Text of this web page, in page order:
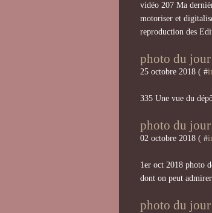
vidéo 207 Ma
motoriser et
reproduction des
photo du jour
25 octobre 2018 ( #
335 Une vue du
photo du jour
02 octobre 2018 ( #
1er oct 2018 photo
dont on peut
photo du jour